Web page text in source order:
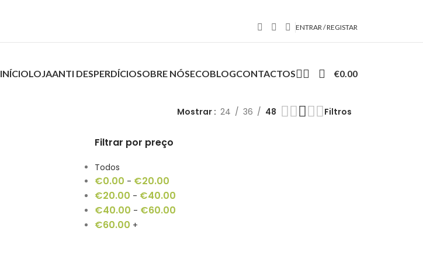
ENTRAR / REGISTAR
INÍCIOLOJAANTI DESPERDÍCIOSOBRE NÓSECOBLOGCONTACTOS €0.00
Mostrar 24 36 48 Filtros
Filtrar por preço
Todos
€0.00 - €20.00
€20.00 - €40.00
€40.00 - €60.00
€60.00 +